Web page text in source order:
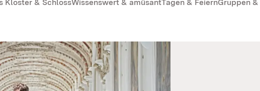
Kloster & SchlossWissenswert & amüsantTagen & FeiernGruppen